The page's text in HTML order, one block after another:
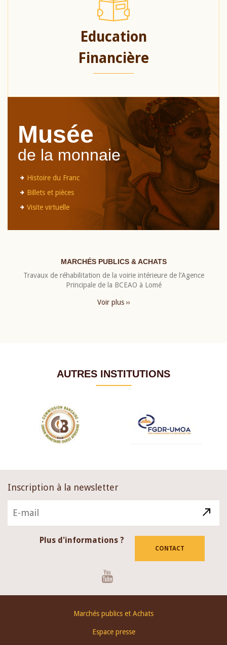
Education
Financière
Musée
de la monnaie
Histoire du Franc
Billets et pièces
Visite virtuelle
MARCHÉS PUBLICS & ACHATS
Travaux de réhabilitation de la voirie intérieure de l’Agence
Principale de la BCEAO à Lomé
Voir plus ››
AUTRES INSTITUTIONS
Inscription à la newsletter
Plus d'informations ?
CONTACT
Marchés publics et Achats
Espace presse